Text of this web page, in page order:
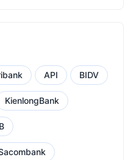
API BIDV
KienlongBank